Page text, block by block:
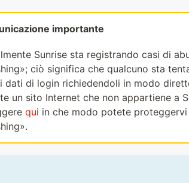
importante
Sunrise sta registrando casi di
ciò significa che qualcuno sta
dati di login richiedendoli in modo
un sito Internet che non appartiene a
qui in che modo potete